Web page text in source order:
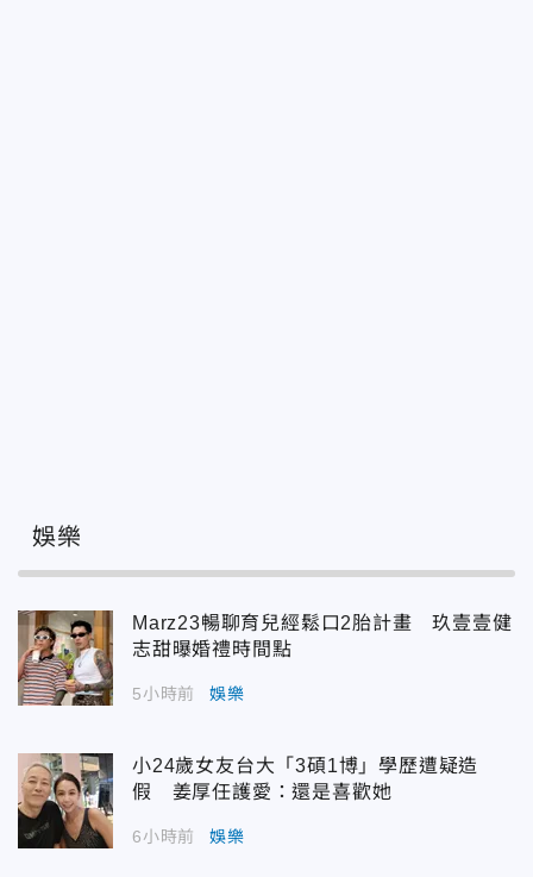
娛樂
Marz23暢聊育兒經鬆口2胎計畫 玖壹壹健
志甜曝婚禮時間點
5小時前 娛樂
小24歲女友台大「3碩1博」學歷遭疑造
假 姜厚任護愛：還是喜歡她
6小時前 娛樂